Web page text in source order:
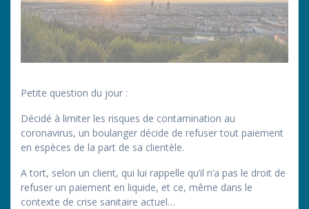
Petite question du jour :
Décidé à limiter les risques de contamination au
coronavirus, un boulanger décide de refuser tout paiement
en espèces de la part de sa clientèle.
A tort, selon un client, qui lui rappelle qu’il n’a pas le droit de
refuser un paiement en liquide, et ce, même dans le
contexte de crise sanitaire actuel…